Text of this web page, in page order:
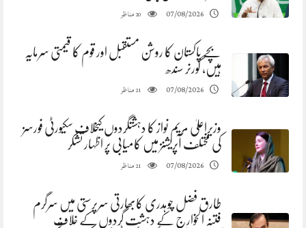
07/08/2026
20مناظر
بچے پاکستان کا روشن مستقبل اور قوم کا قیمتی سرمایہ
ہیں، گورنر سندھ
07/08/2026
21مناظر
وزیراعلیٰ مریم نواز کا دہشتگردوں کیخلاف سکیورٹی فورسز
کی مختلف آپریشنز میں کامیابی پر اظہار تشکر
07/08/2026
21مناظر
طارق فضل چوہدری کابھارتی سرپرستی میں سرگرم
فتنہ الخوارج کے دہشت گردوں کے خلاف